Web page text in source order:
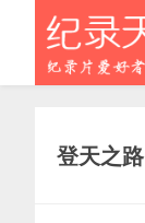
登天之路